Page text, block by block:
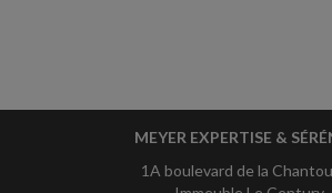
MEYER EXPERTISE &
1A boulevard de la